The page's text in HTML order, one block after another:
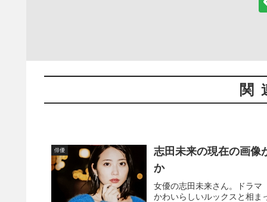
関
俳優
志田未来の現在の画像
か
女優の志田未来さん。ドラマ
かわいらしいルックスと相ま